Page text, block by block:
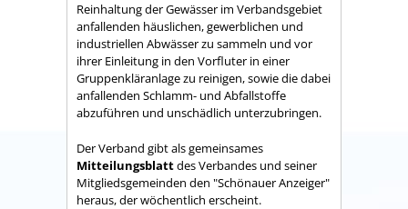
Reinhaltung der Gewässer im Verbandsgebiet
anfallenden häuslichen, gewerblichen und
industriellen Abwässer zu sammeln und vor
ihrer Einleitung in den Vorfluter in einer
Gruppenkläranlage zu reinigen, sowie die dabei
anfallenden Schlamm- und Abfallstoffe
abzuführen und unschädlich unterzubringen.
Der Verband gibt als gemeinsames
Mitteilungsblattdes Verbandes und seiner
Mitgliedsgemeinden den "Schönauer Anzeiger"
heraus, der wöchentlich erscheint.